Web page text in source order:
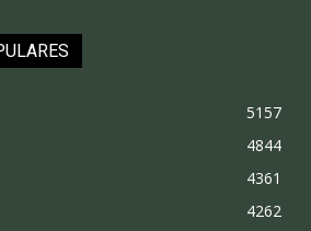
5157
4844
4361
4262